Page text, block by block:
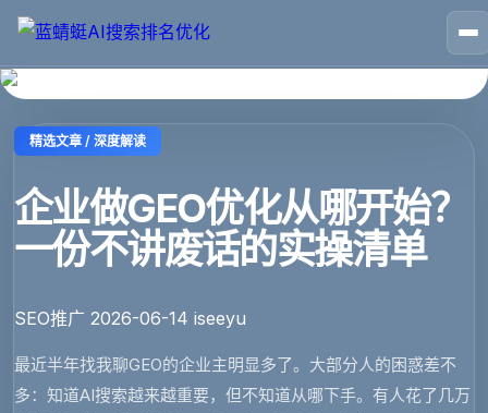
精选文章 / 深度解读
企业做GEO优化从哪开始？
一份不讲废话的实操清单
SEO推广 2026-06-14 iseeyu
最近半年找我聊GEO的企业主明显多了。大部分人的困惑差不
多：知道AI搜索越来越重要，但不知道从哪下手。有人花了几万